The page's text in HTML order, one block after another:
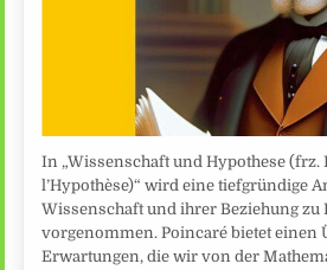
In „Wissenschaft und Hypothese (frz.
l’Hypothèse)“ wird eine tiefgründige
Wissenschaft und ihrer Beziehung zu
vorgenommen. Poincaré bietet einen
Erwartungen, die wir von der